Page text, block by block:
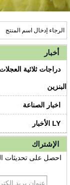
أخبار
دراجات ثلاثية العجلات
البنزين
اخبار الصناعة
LY الأخبار
الإشتراك
احصل على تحديثات